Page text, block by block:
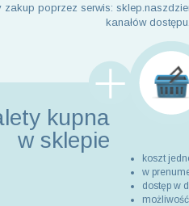
zakup poprzez serwis:
kanałów
kupna
w sklepie
koszt
w
dostęp w